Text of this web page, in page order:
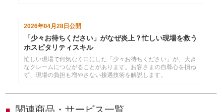
2026年04月28日 公開
「少々お待ちください」がなぜ炎上？忙しい現場を救う
ホスピタリティスキル
忙しい現場で何気なく口にした「少々お待ちください」が、大き
なクレームにつながることがあります。お客さまの自尊心を損ね
ず、現場の負担も増やさない接遇技術を解説します。
■ 関連商品・サービス一覧